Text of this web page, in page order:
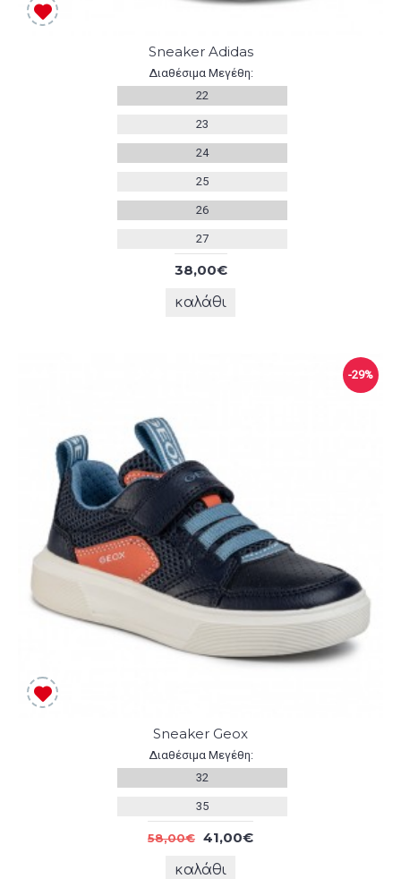
Sneaker Adidas
Διαθέσιμα Μεγέθη:
22
23
24
25
26
27
38,00€
καλάθι
-29%
Sneaker Geox
Διαθέσιμα Μεγέθη:
32
35
58,00€ 41,00€
καλάθι